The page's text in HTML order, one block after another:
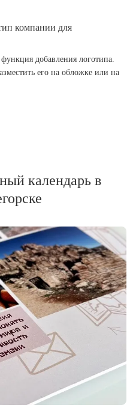
компании для
добавления логотипа.
его на обложке или на
календарь в